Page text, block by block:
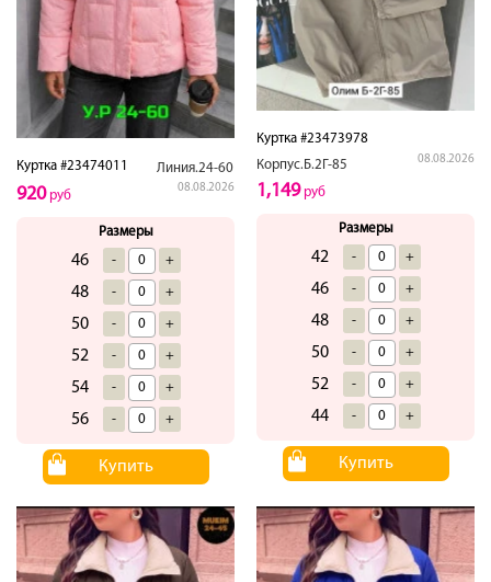
Куртка #23474011 Линия.24-60
08.08.2026
920руб
Размеры
46 - +
48 - +
50 - +
52 - +
54 - +
56 - +
Купить
Куртка #23473978
Корпус.Б.2Г-85
08.08.2026
1,149руб
Размеры
42 - +
46 - +
48 - +
50 - +
52 - +
44 - +
Купить